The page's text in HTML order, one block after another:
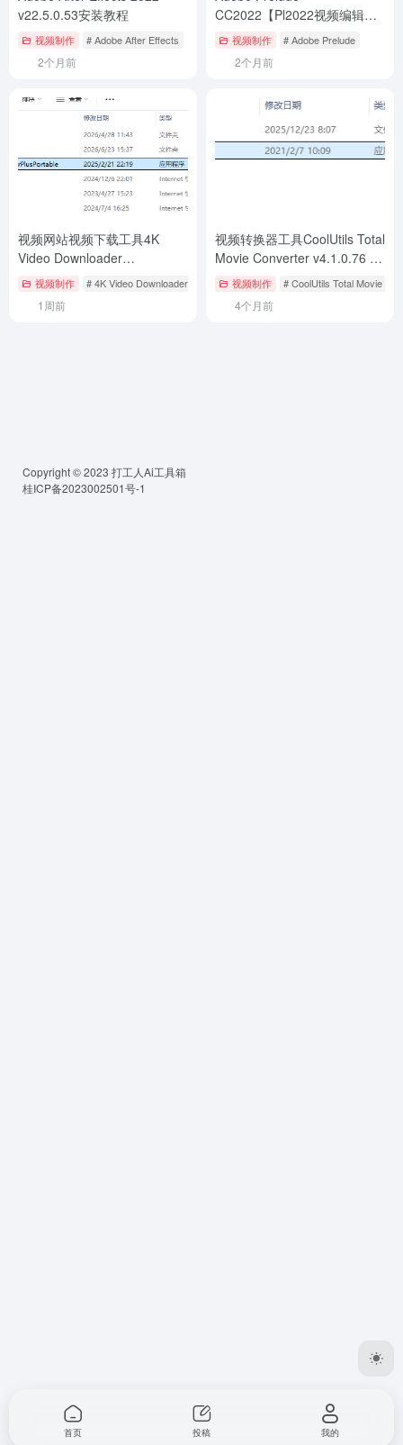
v22.5.0.53安装教程
视频制作 # Adobe After Effects
2个月前
CC2022【Pl2022视频编辑软
件】中文直装版下载与安装教
视频制作 # Adobe Prelude
2个月前
视频网站视频下载工具4K
Video Downloader
v26.0.6.0291便携版下载与安
视频制作 # 4K Video Downloader
1周前
视频转换器工具CoolUtils Total
Movie Converter v4.1.0.76 中
文绿色版下载与安装使用教程
视频制作 # CoolUtils Total Movie
4个月前
Copyright © 2023 打工人Ai工具箱
桂ICP备2023002501号-1
首页 投稿 我的